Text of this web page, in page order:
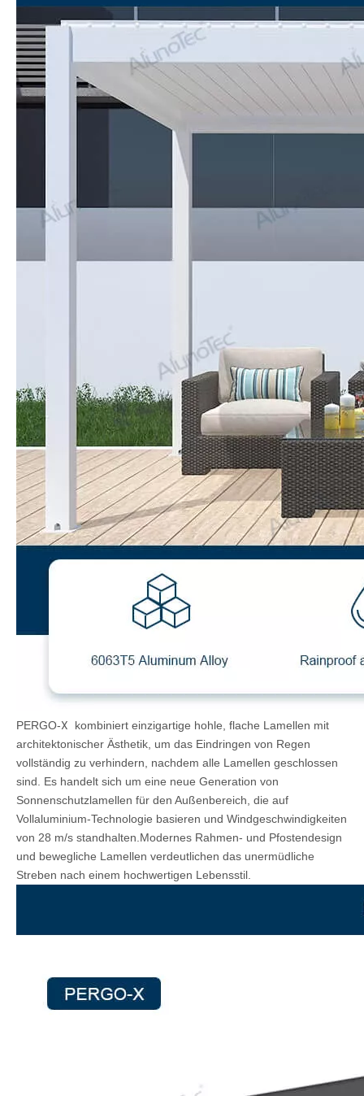
PERGO-X kombiniert einzigartige hohle, flache Lamellen mit
architektonischer Ästhetik, um das Eindringen von Regen
vollständig zu verhindern, nachdem alle Lamellen geschlossen
sind. Es handelt sich um eine neue Generation von
Sonnenschutzlamellen für den Außenbereich, die auf
Vollaluminium-Technologie basieren und Windgeschwindigkeiten
von 28 m/s standhalten.Modernes Rahmen- und Pfostendesign
und bewegliche Lamellen verdeutlichen das unermüdliche
Streben nach einem hochwertigen Lebensstil.